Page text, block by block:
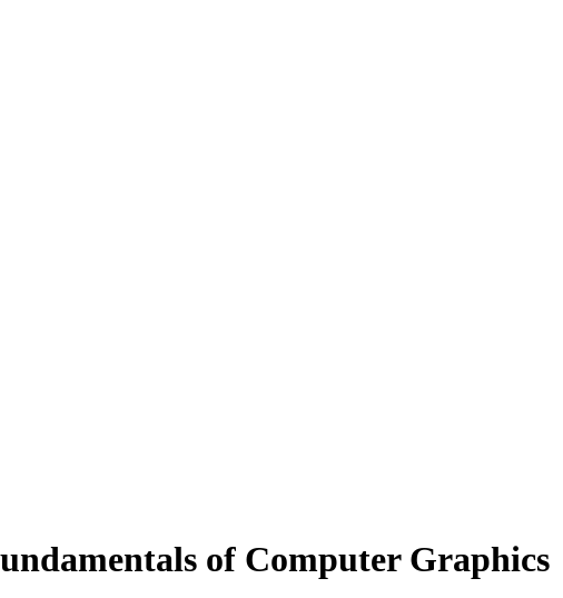
of Computer Graphics